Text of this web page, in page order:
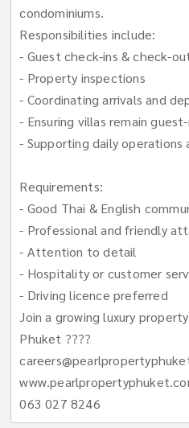
condominiums.
Responsibilities include:
- Guest check-ins & check-
- Property inspections
- Coordinating arrivals and
- Ensuring villas remain
- Supporting daily operations
Requirements:
- Good Thai & English
- Professional and friendly
- Attention to detail
- Hospitality or customer
- Driving licence preferred
Join a growing luxury
Phuket ????
063 027 8246